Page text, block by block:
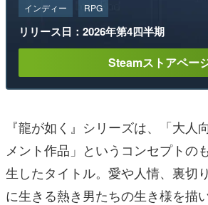
インディー RPG
リリース日：2026年第4四半期
Steamストアペー
『龍が如く』シリーズは、「大人
メント作品」というコンセプトの
生したタイトル。愛や人情、裏切
に生きる熱き男たちの生き様を描